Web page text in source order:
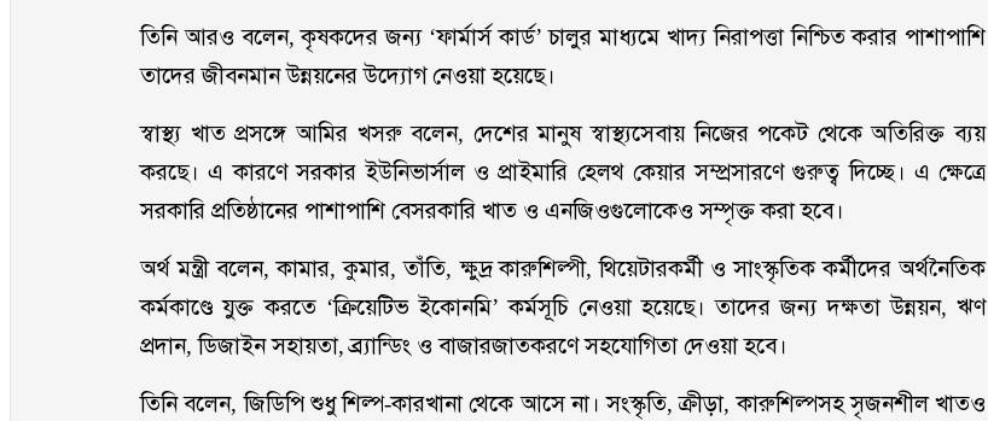
তিনি আরও বলেন, কৃষকদের জন্য ‘ফার্মার্স কার্ড’ চালুর মাধ্যমে খাদ্য নিরাপত্তা নিশ্চিত করার পাশাপাশি
তাদের জীবনমান উন্নয়নের উদ্যোগ নেওয়া হয়েছে।
স্বাস্থ্য খাত প্রসঙ্গে আমির খসরু বলেন, দেশের মানুষ স্বাস্থ্যসেবায় নিজের পকেট থেকে অতিরিক্ত ব্যয়
করছে। এ কারণে সরকার ইউনিভার্সাল ও প্রাইমারি হেলথ কেয়ার সম্প্রসারণে গুরুত্ব দিচ্ছে। এ ক্ষেত্রে
সরকারি প্রতিষ্ঠানের পাশাপাশি বেসরকারি খাত ও এনজিওগুলোকেও সম্পৃক্ত করা হবে।
অর্থ মন্ত্রী বলেন, কামার, কুমার, তাঁতি, ক্ষুদ্র কারুশিল্পী, থিয়েটারকর্মী ও সাংস্কৃতিক কর্মীদের অর্থনৈতিক
কর্মকাণ্ডে যুক্ত করতে ‘ক্রিয়েটিভ ইকোনমি’ কর্মসূচি নেওয়া হয়েছে। তাদের জন্য দক্ষতা উন্নয়ন, ঋণ
প্রদান, ডিজাইন সহায়তা, ব্র্যান্ডিং ও বাজারজাতকরণে সহযোগিতা দেওয়া হবে।
তিনি বলেন, জিডিপি শুধু শিল্প-কারখানা থেকে আসে না। সংস্কৃতি, ক্রীড়া, কারুশিল্পসহ সৃজনশীল খাতও